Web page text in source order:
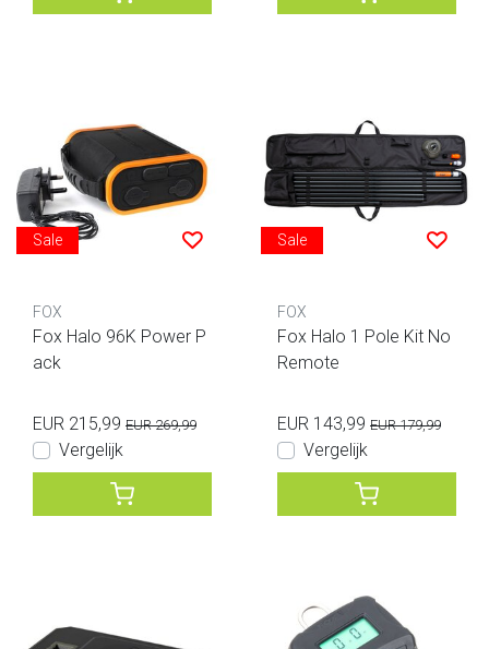
Sale
FOX
Fox Halo 96K Power P
ack
EUR 215,99 EUR 269,99
Vergelijk
Sale
FOX
Fox Halo 1 Pole Kit No
Remote
EUR 143,99 EUR 179,99
Vergelijk